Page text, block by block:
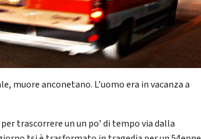
muore anconetano. L’uomo era in vacanza a
trascorrere un un po’ di tempo via dalla